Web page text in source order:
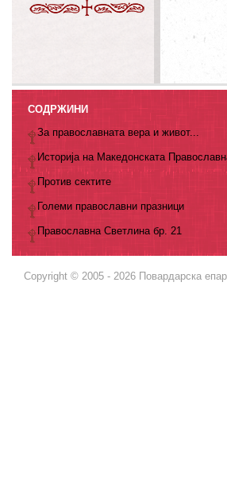
СОДРЖИНИ
За православната вера и живот...
Историја на Македонската
Против сектите
Големи православни празници
Православна Светлина бр. 21
Copyright © 2005 - 2026 Повардарска